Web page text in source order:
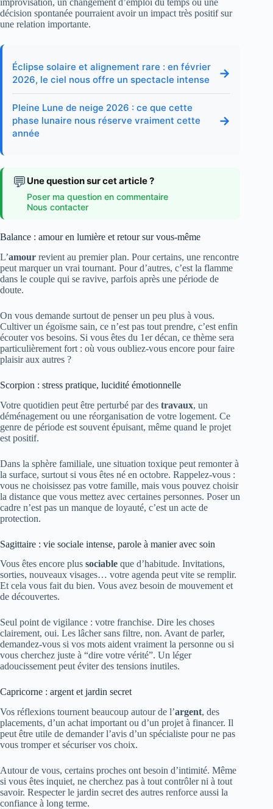
improvisation, un changement d’emploi du temps ou une
décision spontanée pourraient avoir un impact très positif sur
une relation importante.
Éclipse solaire et alignement rare : en février
2026, le ciel nous offre un spectacle intense
→
Pleine Lune de neige 2026 : ce que cette
phase lunaire nous réserve vraiment cette
année
→
💬 Une question sur cet article ?
Poser ma question en commentaire
Nous contacter
Balance : amour en lumière et retour sur vous-même
L’amour revient au premier plan. Pour certains, une rencontre
peut marquer un vrai tournant. Pour d’autres, c’est la flamme
dans le couple qui se ravive, parfois après une période de
doute.
On vous demande surtout de penser un peu plus à vous.
Cultiver un égoïsme sain, ce n’est pas tout prendre, c’est enfin
écouter vos besoins. Si vous êtes du 1er décan, ce thème sera
particulièrement fort : où vous oubliez-vous encore pour faire
plaisir aux autres ?
Scorpion : stress pratique, lucidité émotionnelle
Votre quotidien peut être perturbé par des travaux, un
déménagement ou une réorganisation de votre logement. Ce
genre de période est souvent épuisant, même quand le projet
est positif.
Dans la sphère familiale, une situation toxique peut remonter à
la surface, surtout si vous êtes né en octobre. Rappelez-vous :
vous ne choisissez pas votre famille, mais vous pouvez choisir
la distance que vous mettez avec certaines personnes. Poser un
cadre n’est pas un manque de loyauté, c’est un acte de
protection.
Sagittaire : vie sociale intense, parole à manier avec soin
Vous êtes encore plus sociable que d’habitude. Invitations,
sorties, nouveaux visages… votre agenda peut vite se remplir.
Et cela vous fait du bien. Vous avez besoin de mouvement et
de découvertes.
Seul point de vigilance : votre franchise. Dire les choses
clairement, oui. Les lâcher sans filtre, non. Avant de parler,
demandez-vous si vos mots aident vraiment la personne ou si
vous cherchez juste à “dire votre vérité”. Un léger
adoucissement peut éviter des tensions inutiles.
Capricorne : argent et jardin secret
Vos réflexions tournent beaucoup autour de l’argent, des
placements, d’un achat important ou d’un projet à financer. Il
peut être utile de demander l’avis d’un spécialiste pour ne pas
vous tromper et sécuriser vos choix.
Autour de vous, certains proches ont besoin d’intimité. Même
si vous êtes inquiet, ne cherchez pas à tout contrôler ni à tout
savoir. Respecter le jardin secret des autres renforce aussi la
confiance à long terme.